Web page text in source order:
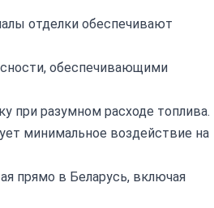
отделки обеспечивают
обеспечивающими
при разумном расходе топлива.
минимальное воздействие на
прямо в Беларусь, включая